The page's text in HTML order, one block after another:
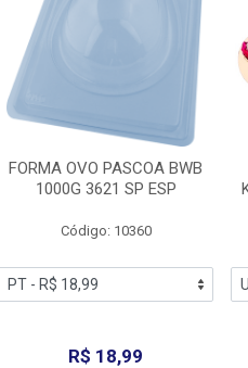
FORMA OVO PASCOA BWB
1000G 3621 SP ESP
Código: 10360
R$ 18,99